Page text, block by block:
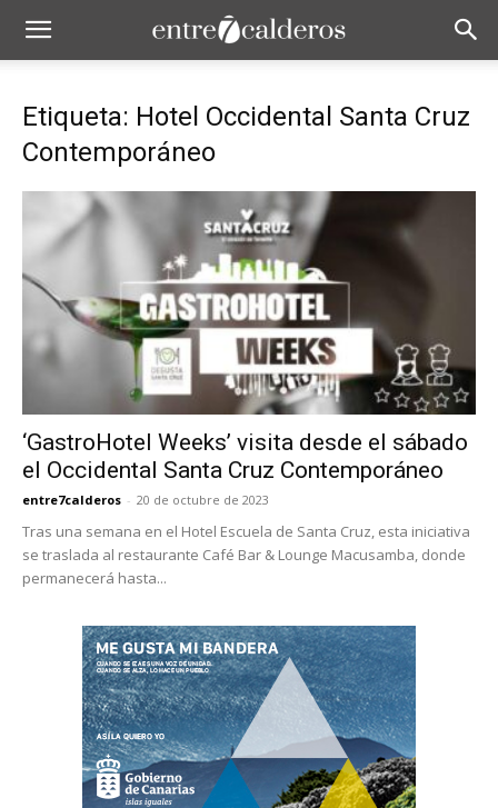
Etiqueta: Hotel Occidental Santa Cruz
Contemporáneo
‘GastroHotel Weeks’ visita desde el sábado
el Occidental Santa Cruz Contemporáneo
entre7calderos - 20 de octubre de 2023
Tras una semana en el Hotel Escuela de Santa Cruz, esta iniciativa
se traslada al restaurante Café Bar & Lounge Macusamba, donde
permanecerá hasta...